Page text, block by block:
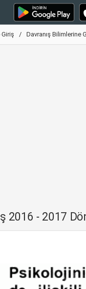
Giriş Davranış Bilimlerine
2016 - 2017